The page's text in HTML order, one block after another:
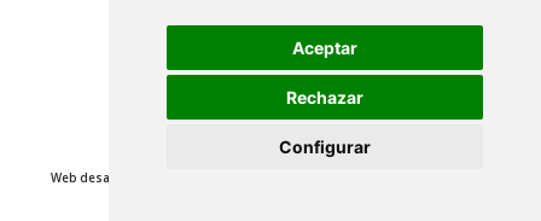
Aceptar
Rechazar
Configurar
Web desarrollada por José Luis Mejías 2014 - www.misterjosemejias.com